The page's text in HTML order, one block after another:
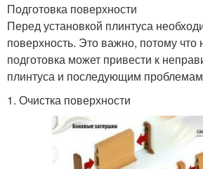
Подготовка поверхности
Перед установкой плинтуса
поверхность. Это важно, потому что
подготовка может привести к
плинтуса и последующим
1. Очистка поверхности